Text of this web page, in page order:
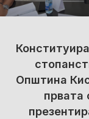
Општина
првата